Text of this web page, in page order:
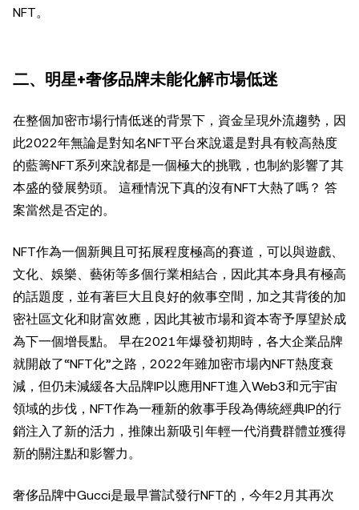
NFT。
二、明星+奢侈品牌未能化解市場低迷
在整個加密市場行情低迷的背景下，資金呈現外流趨勢，因
此2022年無論是對知名NFT平台來說還是對具有較高熱度
的藍籌NFT系列來說都是一個極大的挑戰，也制約影響了其
本盛的發展勢頭。 這種情況下真的沒有NFT大熱了嗎？ 答
案當然是否定的。
NFT作為一個新興且可拓展程度極高的賽道，可以與遊戲、
文化、娛樂、藝術等多個行業相結合，因此其本身具有極高
的話題度，並有著巨大且良好的敘事空間，加之其背後的加
密社區文化和財富效應，因此其被市場和資本寄予厚望於成
為下一個增長點。 早在2021年爆發初期時，各大企業品牌
就開啟了“NFT化”之路，2022年雖加密市場內NFT熱度衰
減，但仍未減緩各大品牌IP以應用NFT進入Web3和元宇宙
領域的步伐，NFT作為一種新的敘事手段為傳統經典IP的行
銷注入了新的活力，推陳出新吸引年輕一代消費群體並獲得
新的關注點和影響力。
奢侈品牌中Gucci是最早嘗試發行NFT的，今年2月其再次